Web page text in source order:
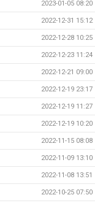
2023-01-05 08:20
2022-12-31 15:12
2022-12-28 10:25
2022-12-23 11:24
2022-12-21 09:00
2022-12-19 23:17
2022-12-19 11:27
2022-12-19 10:20
2022-11-15 08:08
2022-11-09 13:10
2022-11-08 13:51
2022-10-25 07:50